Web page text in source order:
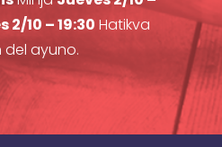
2/10 – 19:30 Hatikva
del ayuno.